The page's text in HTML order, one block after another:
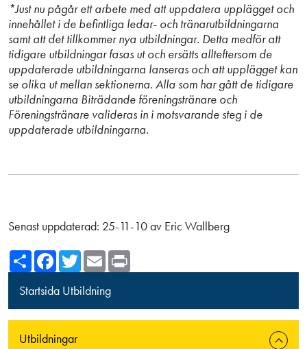
Startsida Utbildning
Utbildningar
*Just nu pågår ett arbete med att uppdatera upplägget och
innehållet i de befintliga ledar- och tränarutbildningarna
samt att det tillkommer nya utbildningar. Detta medför att
tidigare utbildningar fasas ut och ersätts allteftersom de
uppdaterade utbildningarna lanseras och att upplägget kan
se olika ut mellan sektionerna. Alla som har gått de tidigare
utbildningarna Biträdande föreningstränare och
Föreningstränare valideras in i motsvarande steg i de
uppdaterade utbildningarna.
Senast uppdaterad: 25-11-10av Eric Wallberg
ShareFacebook
TwitterEmail